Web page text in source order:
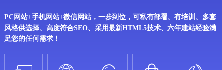
PC网站+手机网站+微信网站，一步到位，可私有部署、有培训、多套
风格供选择、高度符合SEO、采用最新HTML5技术、六年建站经验满
足您的任何需求！